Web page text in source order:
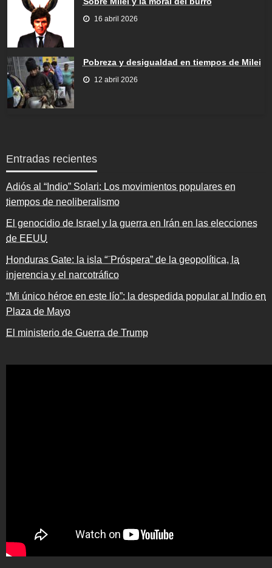
16 abril 2026
Pobreza y desigualdad en tiempos de Milei
12 abril 2026
Entradas recientes
Adiós al “Indio” Solari: Los movimientos populares en
tiempos de neoliberalismo
El genocidio de Israel y la guerra en Irán en las elecciones
de EEUU
Honduras Gate: la isla “¨Próspera” de la geopolítica, la
injerencia y el narcotráfico
“Mi único héroe en este lío”: la despedida popular al Indio en
Plaza de Mayo
El ministerio de Guerra de Trump